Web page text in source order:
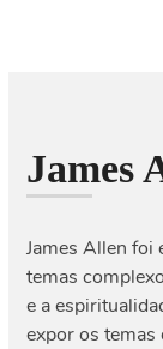
James
James Allen foi
temas
e a
expor os